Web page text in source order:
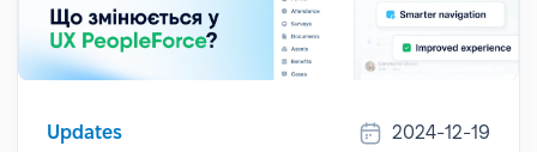
Updates 2024-12-19